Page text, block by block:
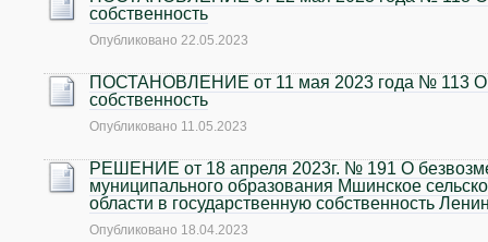
собственность
Опубликовано 22.05.2023
ПОСТАНОВЛЕНИЕ от 11 мая 2023 года № 113 О
собственность
Опубликовано 11.05.2023
РЕШЕНИЕ от 18 апреля 2023г. № 191 О
муниципального образования Мшинское
области в государственную собственность
Опубликовано 18.04.2023